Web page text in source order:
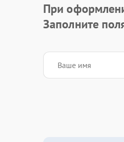
При
Заполните